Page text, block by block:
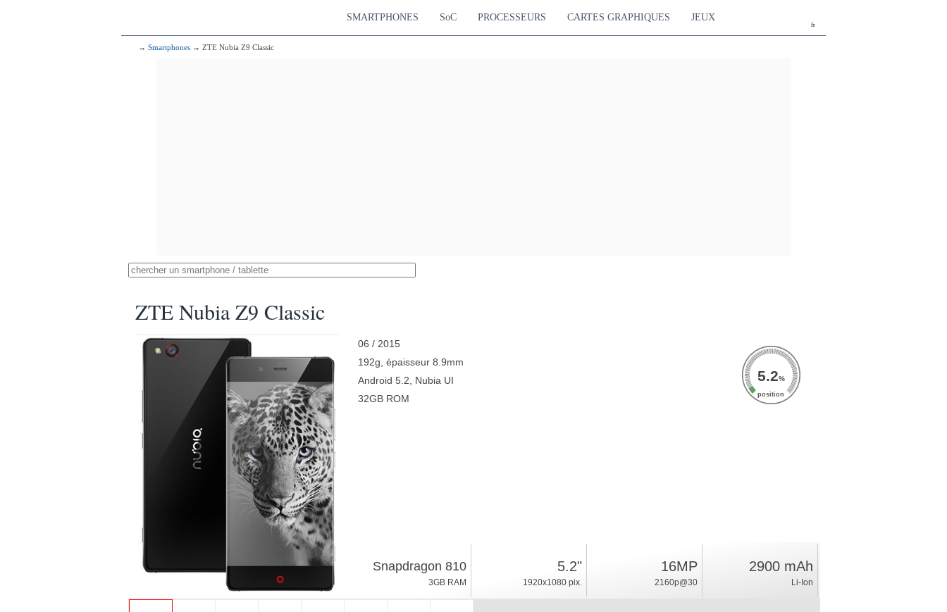
fr
SMARTPHONES SoC PROCESSEURS CARTES GRAPHIQUES JEUX
→ Smartphones → ZTE Nubia Z9 Classic
ZTE Nubia Z9 Classic
06 / 2015
192g, épaisseur 8.9mm
Android 5.2, Nubia UI
32GB ROM
5.2%
position
Snapdragon 810
3GB RAM
5.2"
1920x1080 pix.
16MP
2160p@30
2900 mAh
Li-Ion